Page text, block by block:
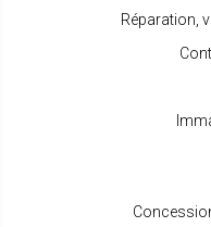
Réparation,